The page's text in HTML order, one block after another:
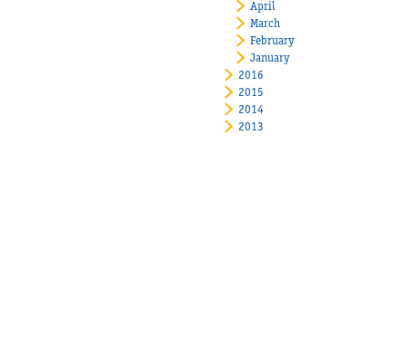
April
March
February
January
2016
2015
2014
2013